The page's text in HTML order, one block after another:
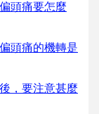
頭痛要怎麼
頭痛的機轉是
，要注意甚麼